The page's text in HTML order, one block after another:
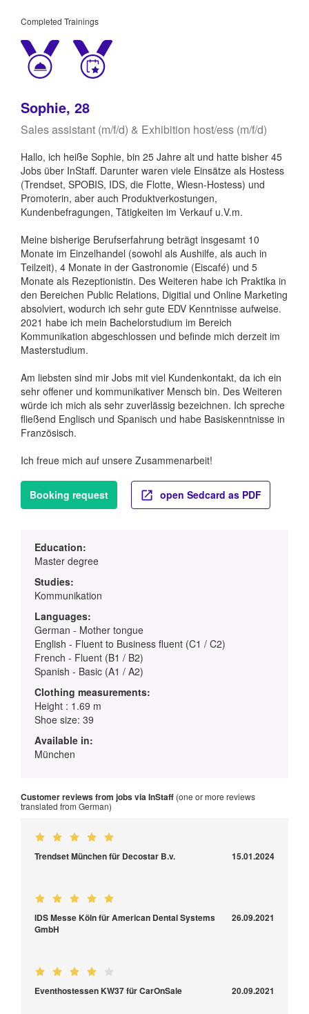
Completed Trainings
Sophie, 28
Sales assistant (m/f/d) & Exhibition host/ess (m/f/d)
Hallo, ich heiße Sophie, bin 25 Jahre alt und hatte bisher 45
Jobs über InStaff. Darunter waren viele Einsätze als Hostess
(Trendset, SPOBIS, IDS, die Flotte, Wiesn-Hostess) und
Promoterin, aber auch Produktverkostungen,
Kundenbefragungen, Tätigkeiten im Verkauf u.V.m.
Meine bisherige Berufserfahrung beträgt insgesamt 10
Monate im Einzelhandel (sowohl als Aushilfe, als auch in
Teilzeit), 4 Monate in der Gastronomie (Eiscafé) und 5
Monate als Rezeptionistin. Des Weiteren habe ich Praktika in
den Bereichen Public Relations, Digitial und Online Marketing
absolviert, wodurch ich sehr gute EDV Kenntnisse aufweise.
2021 habe ich mein Bachelorstudium im Bereich
Kommunikation abgeschlossen und befinde mich derzeit im
Masterstudium.
Am liebsten sind mir Jobs mit viel Kundenkontakt, da ich ein
sehr offener und kommunikativer Mensch bin. Des Weiteren
würde ich mich als sehr zuverlässig bezeichnen. Ich spreche
fließend Englisch und Spanisch und habe Basiskenntnisse in
Französisch.
Ich freue mich auf unsere Zusammenarbeit!
Booking request open Sedcard as PDF
Education:
Master degree
Studies:
Kommunikation
Languages:
German - Mother tongue
English - Fluent to Business fluent (C1 / C2)
French - Fluent (B1 / B2)
Spanish - Basic (A1 / A2)
Clothing measurements:
Height : 1.69 m
Shoe size: 39
Available in:
München
Customer reviews from jobs via InStaff (one or more reviews
translated from German)
Trendset München für Decostar B.v. 15.01.2024
IDS Messe Köln für American Dental Systems
GmbH
26.09.2021
Eventhostessen KW37 für CarOnSale 20.09.2021